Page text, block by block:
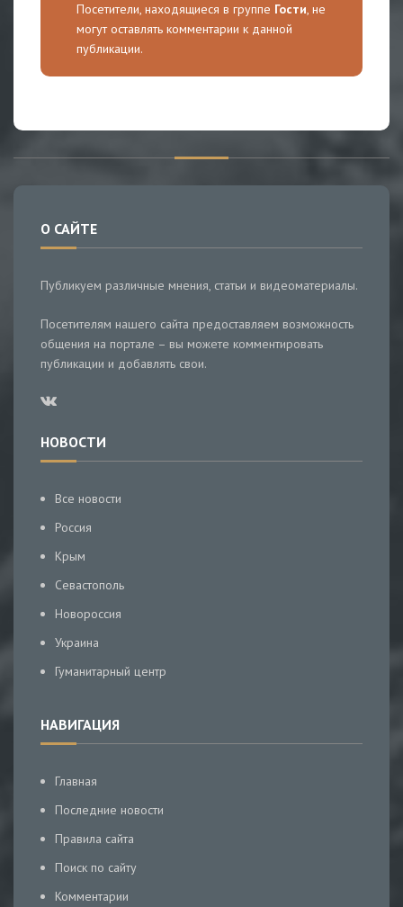
Посетители, находящиеся в группе Гости, не
могут оставлять комментарии к данной
публикации.
О САЙТЕ
Публикуем различные мнения, статьи и видеоматериалы.
Посетителям нашего сайта предоставляем возможность
общения на портале – вы можете комментировать
публикации и добавлять свои.
НОВОСТИ
Все новости
Россия
Крым
Севастополь
Новороссия
Украина
Гуманитарный центр
НАВИГАЦИЯ
Главная
Последние новости
Правила сайта
Поиск по сайту
Комментарии